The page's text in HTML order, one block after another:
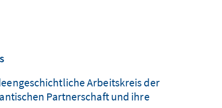
Arbeitskreis der
Partnerschaft und ihre